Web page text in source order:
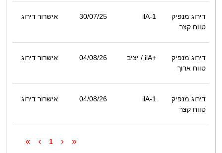
דירוג מנפיק
טווח קצר
ilA-1
30/07/25 אישרור דירוג
דירוג מנפיק
טווח ארוך
ilA+ / יציב 04/08/26 אישרור דירוג
דירוג מנפיק
טווח קצר
ilA-1
04/08/26 אישרור דירוג
«
‹
1
›
»